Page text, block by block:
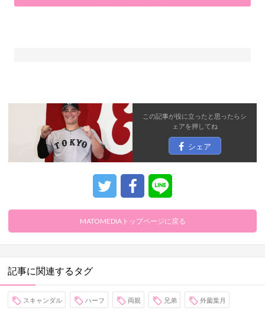
この記事が役に立ったと思ったらシ
ェアを押してね
シェア
MATOMEDIAトップページに戻る
記事に関連するタグ
スキャンダル ハーフ 両親 兄弟 外薗葉月